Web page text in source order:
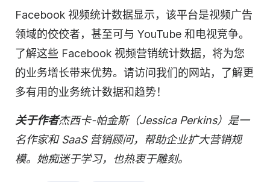
Facebook 视频统计数据显示，该平台是视频广告
领域的佼佼者，甚至可与 YouTube 和电视竞争。
了解这些 Facebook 视频营销统计数据，将为您
的业务增长带来优势。请访问我们的网站，了解更
多有用的业务统计数据和趋势！
关于作者杰西卡-帕金斯（Jessica Perkins）是一
名作家和 SaaS 营销顾问，帮助企业扩大营销规
模。她痴迷于学习，也热衷于雕刻。